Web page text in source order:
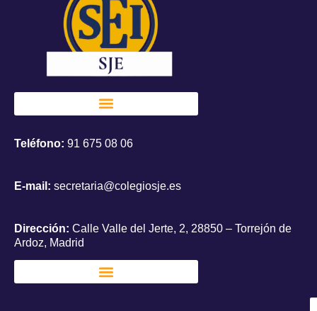
Teléfono: 91 675 08 06
E-mail: secretaria@colegiosje.es
Dirección: Calle Valle del Jerte, 2, 28850 – Torrejón de
Ardoz, Madrid